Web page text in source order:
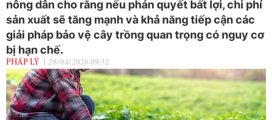
nông dân cho rằng nếu phán quyết bất lợi, chi phí
sản xuất sẽ tăng mạnh và khả năng tiếp cận các
giải pháp bảo vệ cây trồng quan trọng có nguy cơ
bị hạn chế.
PHÁP LÝ 28/04/2026 09:32